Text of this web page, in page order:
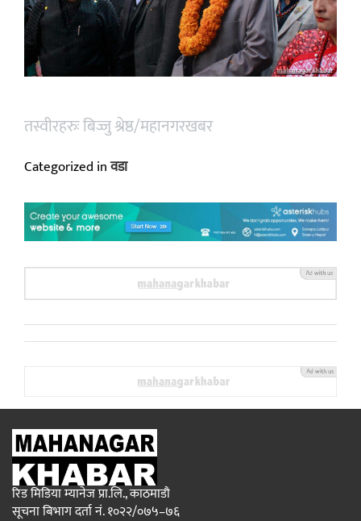
तस्वीरहरुः बिज्जु श्रेष्ठ/महानगरखबर
Categorized inवडा
रिड मिडिया म्यानेज प्रा.लि., काठमाडौ
सूचना बिभाग दर्ता नं. १०२२/०७५–७६